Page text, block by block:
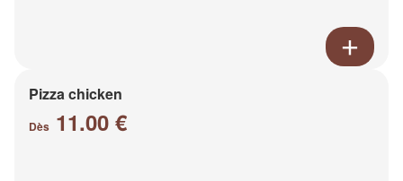
Pizza chicken
Dès 11.00 €